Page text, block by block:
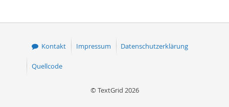
Kontakt Impressum Datenschutzerklärung
Quellcode
© TextGrid 2026